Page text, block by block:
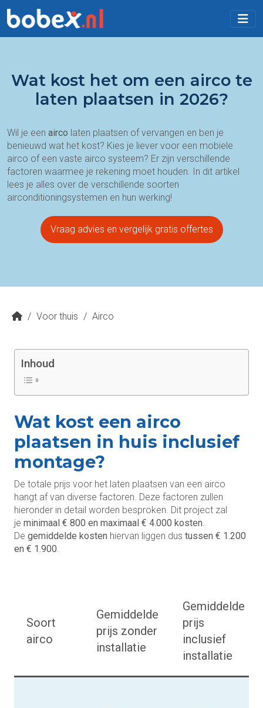
Wat kost het om een airco te
laten plaatsen in 2026?
Wil je een airco laten plaatsen of vervangen en ben je
benieuwd wat het kost? Kies je liever voor een mobiele
airco of een vaste airco systeem? Er zijn verschillende
factoren waarmee je rekening moet houden. In dit artikel
lees je alles over de verschillende soorten
airconditioningsystemen en hun werking!
Vraag advies en vergelijk gratis offertes
/ Voor thuis / Airco
Inhoud
Wat kost een airco
plaatsen in huis inclusief
montage?
De totale prijs voor het laten plaatsen van een airco
hangt af van diverse factoren. Deze factoren zullen
hieronder in detail worden besproken. Dit project zal
je minimaal € 800 en maximaal € 4.000 kosten.
De gemiddelde kosten hiervan liggen dus tussen € 1.200
en € 1.900.
Soort
airco
Gemiddelde
prijs zonder
installatie
Gemiddelde
prijs
inclusief
installatie